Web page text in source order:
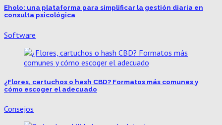
Eholo: una plataforma para simplificar la gestión diaria en
consulta psicológica
Software
¿Flores, cartuchos o hash CBD? Formatos más comunes y
cómo escoger el adecuado
Consejos